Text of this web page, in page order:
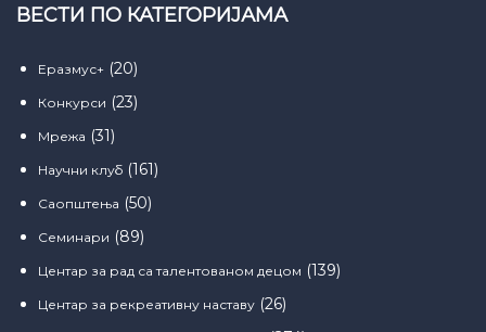
ВЕСТИ ПО КАТЕГОРИЈАМА
Еразмус+ (20)
Конкурси (23)
Мрежа (31)
Научни клуб (161)
Саопштења (50)
Семинари (89)
Центар за рад са талентованом децом (139)
Центар за рекреативну наставу (26)